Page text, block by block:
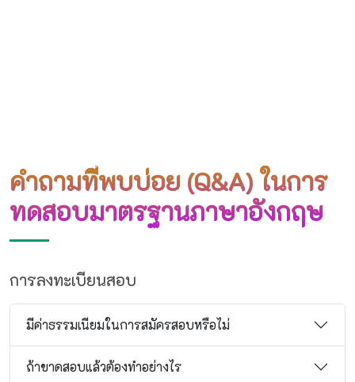
คำถามที่พบบ่อย (Q&A) ในการ
ทดสอบมาตรฐานภาษาอังกฤษ
การลงทะเบียนสอบ
มีค่าธรรมเนียมในการสมัครสอบหรือไม่
ถ้าขาดสอบแล้วต้องทำอย่างไร